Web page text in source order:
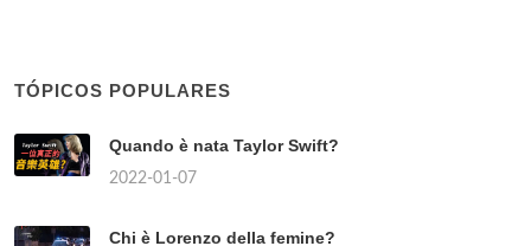
TÓPICOS POPULARES
Quando è nata Taylor Swift?
2022-01-07
Chi è Lorenzo della femine?